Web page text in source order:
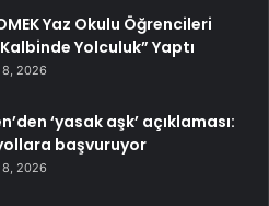
Yaz Okulu Öğrencileri
Yolculuk” Yaptı
2026
‘yasak aşk’ açıklaması:
başvuruyor
2026